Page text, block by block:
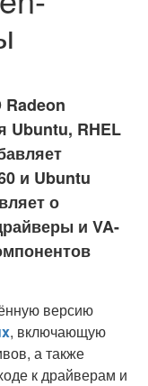
Ubuntu, RHEL
и Ubuntu
о
и VA-
версию
, включающую
а также
к драйверам и